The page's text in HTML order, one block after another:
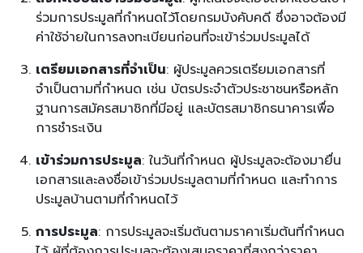
ร่วมการประมูลที่กำหนดไว้โดยกรมบังคับคดี ซึ่งอาจต้องมี
ค่าใช้จ่ายในการลงทะเบียนก่อนที่จะเข้าร่วมประมูลได้
เตรียมเอกสารที่จำเป็น: ผู้ประมูลควรเตรียมเอกสารที่
จำเป็นตามที่กำหนด เช่น บัตรประจำตัวประชาชนหรือหลัก
ฐานการสมัครสมาชิกที่มีอยู่ และบัตรสมาชิกธนาคารเพื่อ
การชำระเงิน
เข้าร่วมการประมูล: ในวันที่กำหนด ผู้ประมูลจะต้องมายื่น
เอกสารและลงชื่อเข้าร่วมประมูลตามที่กำหนด และทำการ
ประมูลบ้านตามที่กำหนดไว้
การประมูล: การประมูลจะเริ่มต้นตามราคาเริ่มต้นที่กำหนด